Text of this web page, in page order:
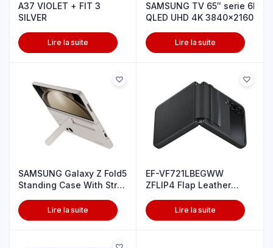
A37 VIOLET + FIT 3
SILVER
Lire la suite
SAMSUNG TV 65″ serie 6F
QLED UHD 4K 3840×2160
Lire la suite
SAMSUNG Galaxy Z Fold5
Standing Case With Strp
Lire la suite
EF-VF721LBEGWW
ZFLIP4 Flap Leather
Lire la suite